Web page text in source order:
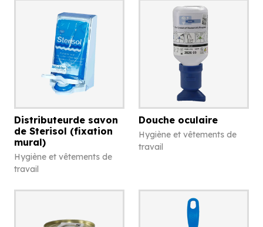
Distributeurde savon
de Sterisol (fixation
mural)
Hygiène et vêtements de
travail
Douche oculaire
Hygiène et vêtements de
travail